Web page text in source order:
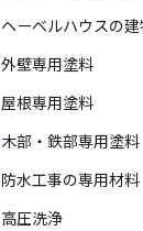
ヘーベルハウスの建
外壁専用塗料
屋根専用塗料
木部・鉄部専用塗料
防水工事の専用材料
高圧洗浄